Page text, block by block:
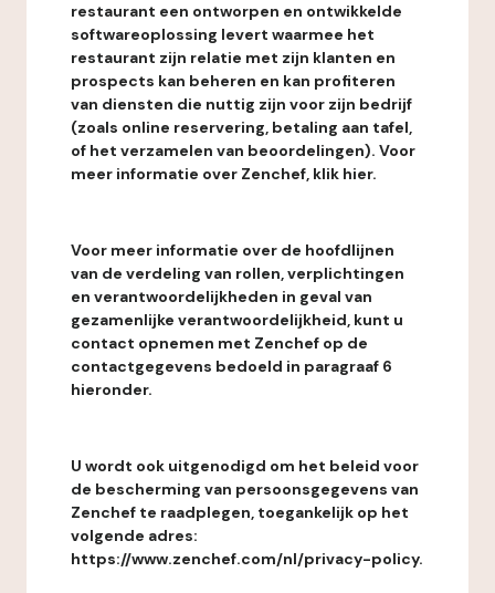
restaurant een ontworpen en ontwikkelde
softwareoplossing levert waarmee het
restaurant zijn relatie met zijn klanten en
prospects kan beheren en kan profiteren
van diensten die nuttig zijn voor zijn bedrijf
(zoals online reservering, betaling aan tafel,
of het verzamelen van beoordelingen). Voor
meer informatie over Zenchef, klik hier.
Voor meer informatie over de hoofdlijnen
van de verdeling van rollen, verplichtingen
en verantwoordelijkheden in geval van
gezamenlijke verantwoordelijkheid, kunt u
contact opnemen met Zenchef op de
contactgegevens bedoeld in paragraaf 6
hieronder.
U wordt ook uitgenodigd om het beleid voor
de bescherming van persoonsgegevens van
Zenchef te raadplegen, toegankelijk op het
volgende adres:
https://www.zenchef.com/nl/privacy-policy.